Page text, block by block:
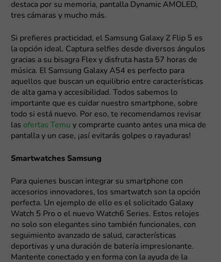
destaca por su memoria, pantalla Dynamic AMOLED,
tres cámaras y mucho más.
Si prefieres practicidad, el Samsung Galaxy Z Flip 5 es
la opción ideal. Captura selfies desde diversos ángulos
gracias a su bisagra Flex y disfruta hasta 57 horas de
música. El Samsung Galaxy A54 es perfecto para
aquellos que buscan un equilibrio entre características
de alta gama y accesibilidad. Todos sabemos lo
importante que es cuidar nuestro smartphone, sobre
todo si está nuevo. Por eso, te recomendamos revisar
las ofertas Temu y comprarte cuanto antes una mica de
pantalla y un case, ¡así evitarás golpes o rayaduras!
Smartwatches Samsung
Para quienes buscan integrar su smartphone con
accesorios innovadores, los smartwatch son la opción
perfecta. Un ejemplo de ello es el solicitado Galaxy
Watch 5 Pro o el nuevo Watch6 Series. Estos relojes
no solo son elegantes sino también funcionales, con
seguimiento avanzado de salud, características
deportivas y una duración de batería impresionante.
Mantente conectado y en forma con la ayuda de la